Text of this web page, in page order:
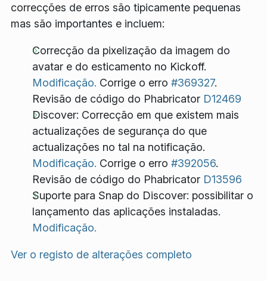
correcções de erros são tipicamente pequenas
mas são importantes e incluem:
Correcção da pixelização da imagem do
avatar e do esticamento no Kickoff.
Modificação. Corrige o erro #369327.
Revisão de código do Phabricator D12469
Discover: Correcção em que existem mais
actualizações de segurança do que
actualizações no tal na notificação.
Modificação. Corrige o erro #392056.
Revisão de código do Phabricator D13596
Suporte para Snap do Discover: possibilitar o
lançamento das aplicações instaladas.
Modificação.
Ver o registo de alterações completo